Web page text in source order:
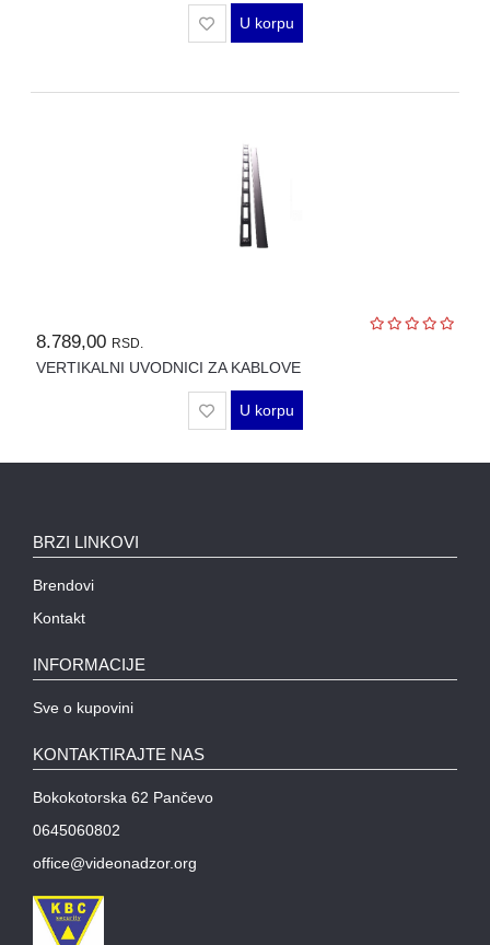
U korpu
8.789,00 RSD.
VERTIKALNI UVODNICI ZA KABLOVE
U korpu
BRZI LINKOVI
Brendovi
Kontakt
INFORMACIJE
Sve o kupovini
KONTAKTIRAJTE NAS
Bokokotorska 62 Pančevo
0645060802
office@videonadzor.org